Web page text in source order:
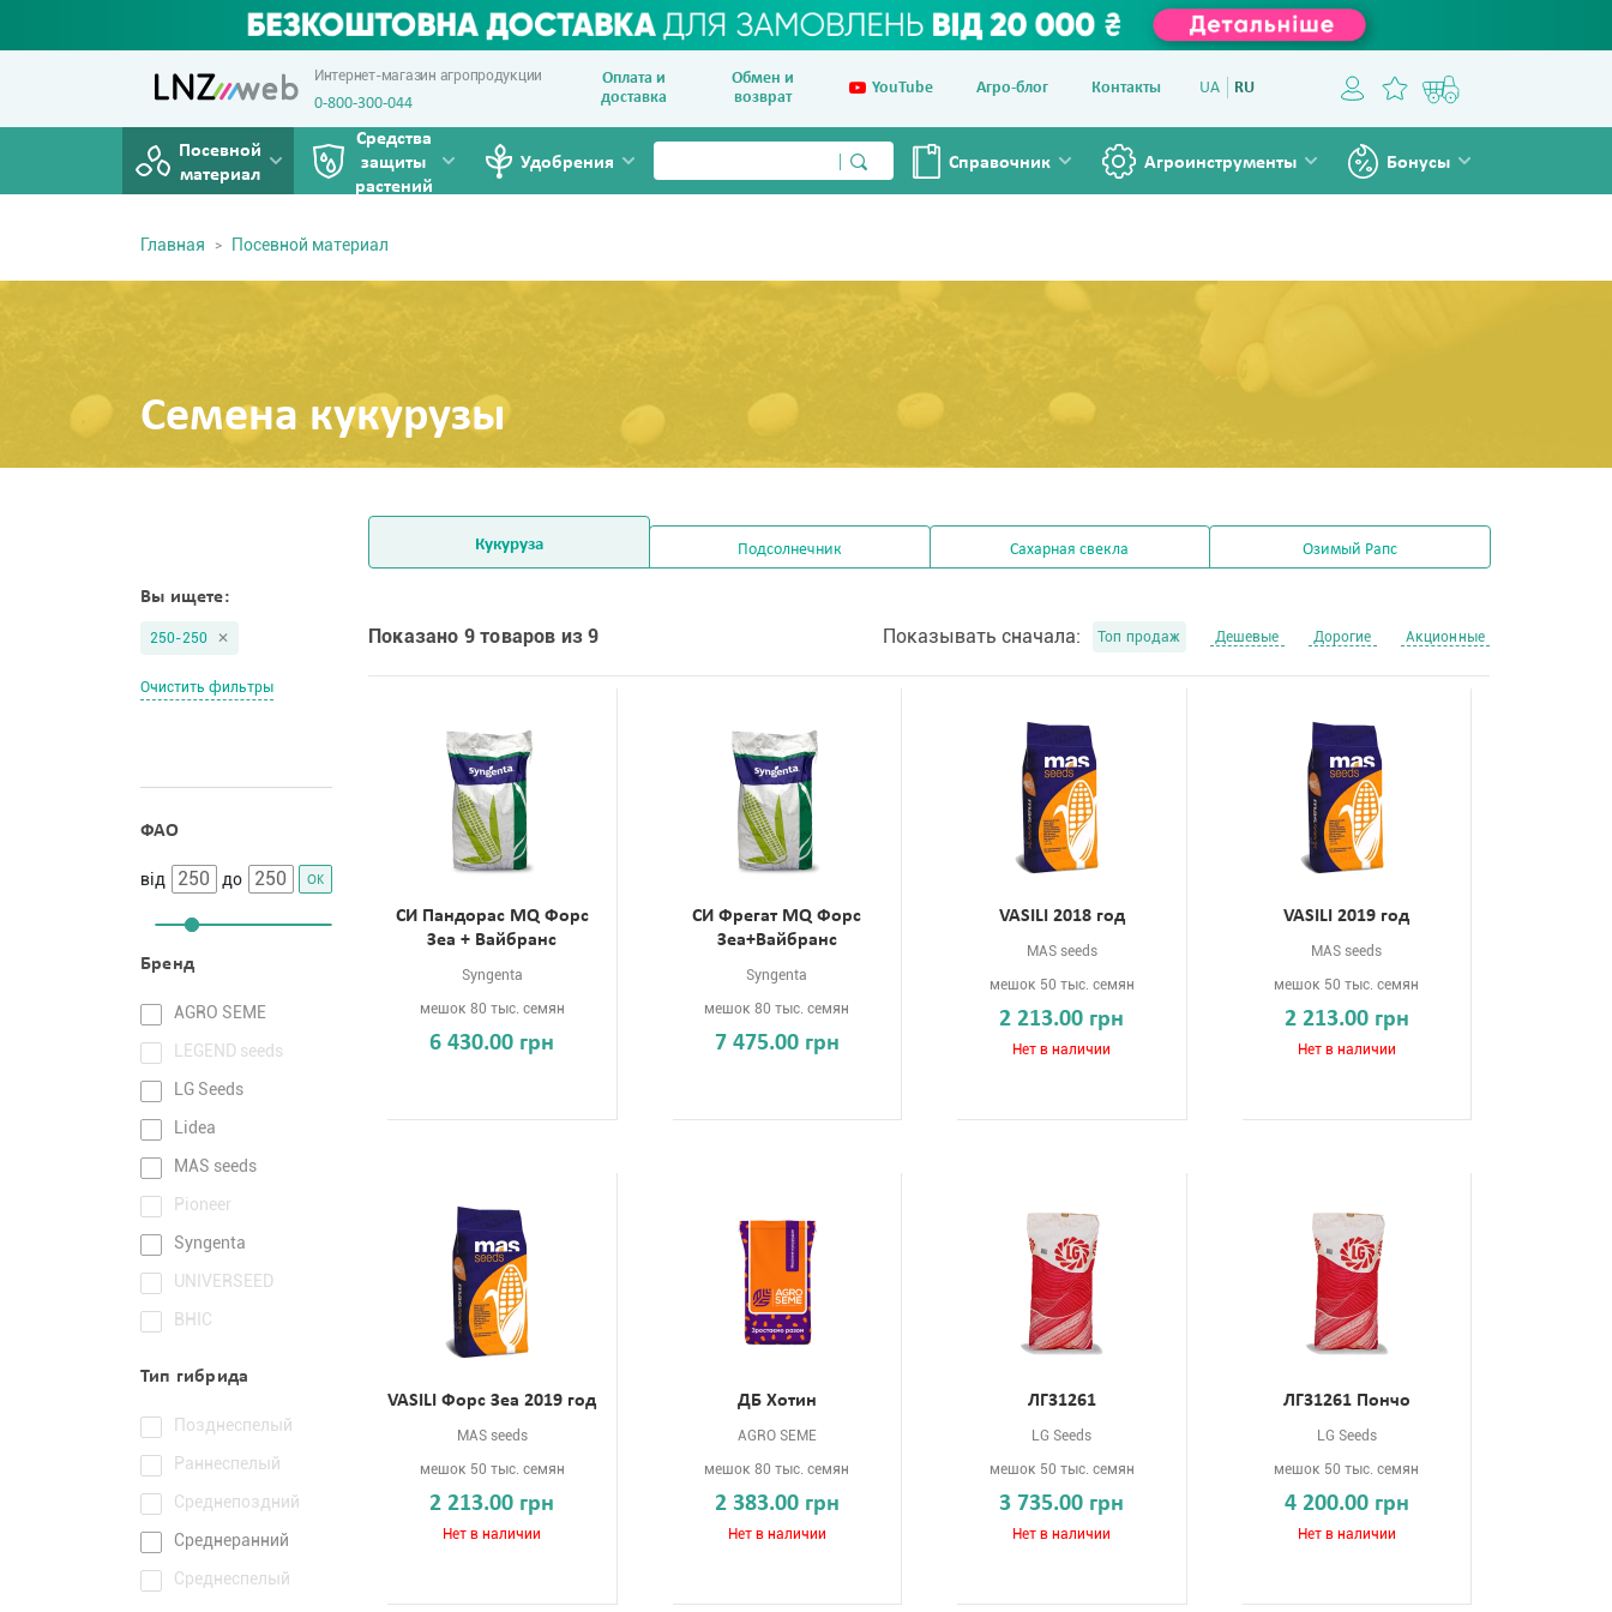
Интернет-магазин агропродукции
0-800-300-044
Оплата и
доставка
Обмен и
возврат
YouTube Агро-блог Контакты UA RU
Посевной
материал
Средства
защиты
растений
Удобрения Справочник Агроинструменты Бонусы
Главная Посевной материал
Семена кукурузы
Вы ищете:
250-250
Очистить фильтры
ФАО
від до OK
Бренд
AGRO SEME
LEGEND seeds
LG Seeds
Lidea
MAS seeds
Pioneer
Syngenta
UNIVERSEED
ВНІС
Тип гибрида
Позднеспелый
Раннеспелый
Среднепоздний
Среднеранний
Среднеспелый
Кукуруза Подсолнечник Сахарная свекла Озимый Рапс
Показывать сначала: Топ продаж Дешевые Дорогие Акционные
Показано 9 товаров из 9
СИ Пандорас MQ Форс
Зеа + Вайбранс
Syngenta
мешок 80 тыс. семян
6 430.00 грн
СИ Фрегат MQ Форс
Зеа+Вайбранс
Syngenta
мешок 80 тыс. семян
7 475.00 грн
VASILI 2018 год
MAS seeds
мешок 50 тыс. семян
2 213.00 грн
Нет в наличии
VASILI 2019 год
MAS seeds
мешок 50 тыс. семян
2 213.00 грн
Нет в наличии
VASILI Форс Зеа 2019 год
MAS seeds
мешок 50 тыс. семян
2 213.00 грн
Нет в наличии
ДБ Хотин
AGRO SEME
мешок 80 тыс. семян
2 383.00 грн
Нет в наличии
ЛГ31261
LG Seeds
мешок 50 тыс. семян
3 735.00 грн
Нет в наличии
ЛГ31261 Пончо
LG Seeds
мешок 50 тыс. семян
4 200.00 грн
Нет в наличии